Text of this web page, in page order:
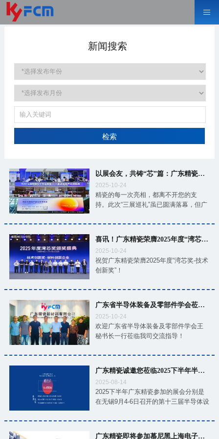
新闻搜索
检索
以展会友，共铸“芯”篇：广东精瓷三展圆满落幕
2025-10-24
精瓷的每一次亮相，都离不开您的支
持。此次“三展巡礼”虽已圆满落幕，但广
停歇。期待与您在下一段“芯”旅程中，再
次相遇！
喜讯！广东精瓷荣膺2025年度“湾芯奖-技术创新奖”
2025-10-24
祝贺广东精瓷荣膺2025年度“湾芯奖-技术
创新奖”！
广东省半导体装备及零部件学会莅临精瓷交流指导
2025-10-24
欢迎广东省半导体装备及零部件学会王
秘书长一行莅临我司交流指导！
广东精瓷诚邀您莅临2025下半年半导体展会
2025-08-14
2025下半年广东精瓷参加的展会分别是
在无锡9月4-6日召开的第十三届半导体设
12日召开的SEMI-e深圳国际半导体展暨
2025集成电路产业创新展、在深圳10月
广东精瓷即将参加慕尼黑上海电子生产设备展，诚邀您前来观展！